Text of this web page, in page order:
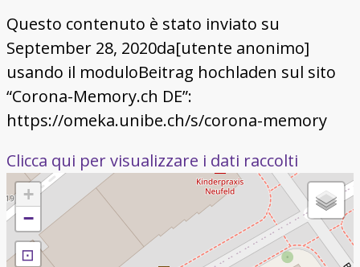
Questo contenuto è stato inviato su
September 28, 2020da[utente anonimo]
usando il moduloBeitrag hochladen sul sito
“Corona-Memory.ch DE”:
https://omeka.unibe.ch/s/corona-memory
Clicca qui per visualizzare i dati raccolti
+
−
⊡